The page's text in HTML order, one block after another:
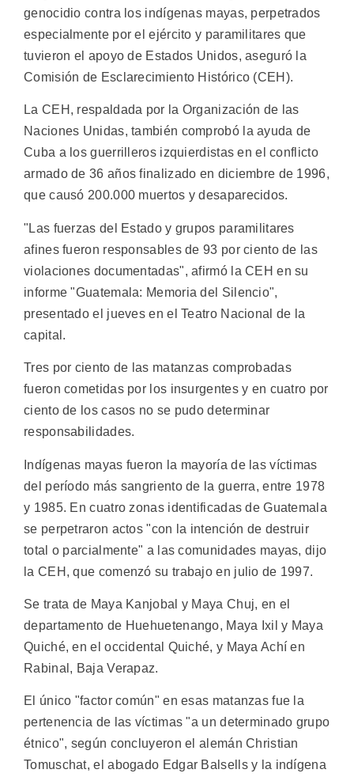
genocidio contra los indígenas mayas, perpetrados
especialmente por el ejército y paramilitares que
tuvieron el apoyo de Estados Unidos, aseguró la
Comisión de Esclarecimiento Histórico (CEH).
La CEH, respaldada por la Organización de las
Naciones Unidas, también comprobó la ayuda de
Cuba a los guerrilleros izquierdistas en el conflicto
armado de 36 años finalizado en diciembre de 1996,
que causó 200.000 muertos y desaparecidos.
"Las fuerzas del Estado y grupos paramilitares
afines fueron responsables de 93 por ciento de las
violaciones documentadas", afirmó la CEH en su
informe "Guatemala: Memoria del Silencio",
presentado el jueves en el Teatro Nacional de la
capital.
Tres por ciento de las matanzas comprobadas
fueron cometidas por los insurgentes y en cuatro por
ciento de los casos no se pudo determinar
responsabilidades.
Indígenas mayas fueron la mayoría de las víctimas
del período más sangriento de la guerra, entre 1978
y 1985. En cuatro zonas identificadas de Guatemala
se perpetraron actos "con la intención de destruir
total o parcialmente" a las comunidades mayas, dijo
la CEH, que comenzó su trabajo en julio de 1997.
Se trata de Maya Kanjobal y Maya Chuj, en el
departamento de Huehuetenango, Maya Ixil y Maya
Quiché, en el occidental Quiché, y Maya Achí en
Rabinal, Baja Verapaz.
El único "factor común" en esas matanzas fue la
pertenencia de las víctimas "a un determinado grupo
étnico", según concluyeron el alemán Christian
Tomuschat, el abogado Edgar Balsells y la indígena